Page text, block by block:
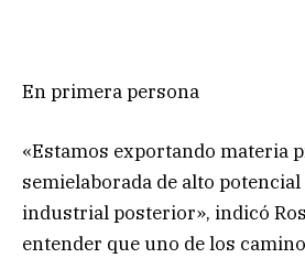
En primera persona
«Estamos exportando materia
semielaborada de alto
industrial posterior», indicó
entender que uno de los